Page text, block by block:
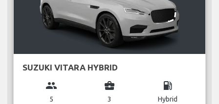
SUZUKI VITARA HYBRID
group
5
business_center
3
local_gas_station
Hybrid